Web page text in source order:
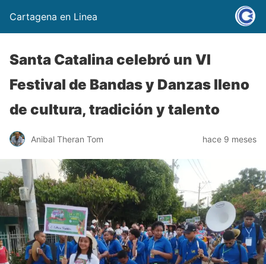
Cartagena en Linea
Santa Catalina celebró un VI
Festival de Bandas y Danzas lleno
de cultura, tradición y talento
Anibal Theran Tom hace 9 meses